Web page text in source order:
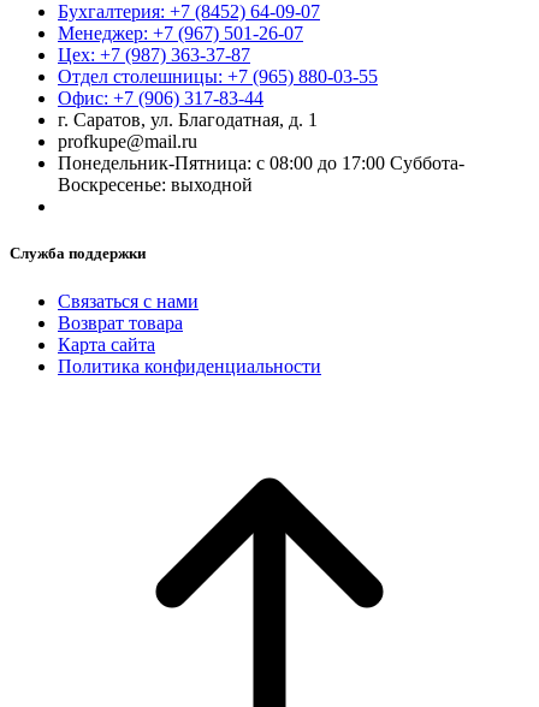
Бухгалтерия: +7 (8452) 64-09-07
Менеджер: +7 (967) 501-26-07
Цех: +7 (987) 363-37-87
Отдел столешницы: +7 (965) 880-03-55
Офис: +7 (906) 317-83-44
г. Саратов, ул. Благодатная, д. 1
profkupe@mail.ru
Понедельник-Пятница: с 08:00 до 17:00 Суббота-
Воскресенье: выходной
Служба поддержки
Связаться с нами
Возврат товара
Карта сайта
Политика конфиденциальности